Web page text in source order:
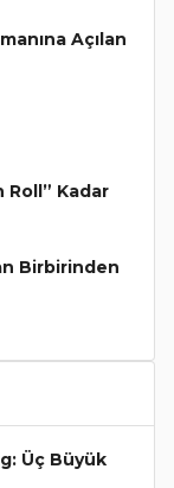
Açılan
Roll” Kadar
Birbirinden
Üç Büyük